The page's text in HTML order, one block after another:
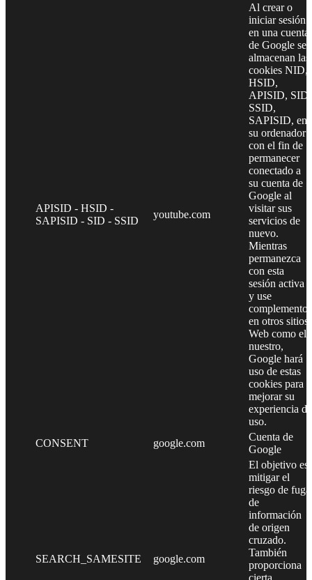
APISID - HSID -
SAPISID - SID - SSID
youtube.com
Al crear o
iniciar sesión
en una cuenta
de Google se
almacenan las
cookies NID,
HSID,
APISID, SID,
SSID,
SAPISID, en
su ordenador
con el fin de
permanecer
conectado a
su cuenta de
Google al
visitar sus
servicios de
nuevo.
Mientras
permanezca
con esta
sesión activa
y use
complementos
en otros sitios
Web como el
nuestro,
Google hará
uso de estas
cookies para
mejorar su
experiencia de
uso.
CONSENT
google.com
Cuenta de
Google
SEARCH_SAMESITE google.com
El objetivo es
mitigar el
riesgo de fuga
de
información
de origen
cruzado.
También
proporciona
cierta